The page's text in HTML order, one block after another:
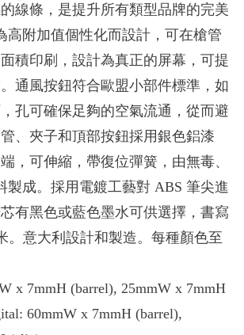
線條，是提升所有類型品牌的完美
高附加值個性化而設計，可在槍管
積印刷，設計為真正的屏幕，可提
通風按鈕符合歐盟小部件標準，如
孔可確保足夠的空氣流通，從而避
、夾子和頂部按鈕採用銀色鋁漆
，可伸縮，帶復位彈簧，由無毒、
製成。採用電鍍工藝對 ABS 筆尖進
有黑色或藍色墨水可供選擇，書寫
。意大利設計和製造。每種顏色至
x 7mmH (barrel), 25mmW x 7mmH
60mmW x 7mmH (barrel),